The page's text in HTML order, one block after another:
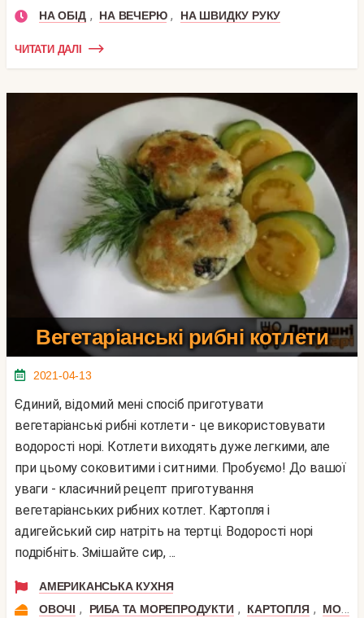
НА ОБІД , НА ВЕЧЕРЮ , НА ШВИДКУ РУКУ
ЧИТАТИ ДАЛІ
Вегетаріанські рибні котлети
2021-04-13
Єдиний, відомий мені спосіб приготувати
вегетаріанські рибні котлети - це використовувати
водорості норі. Котлети виходять дуже легкими, але
при цьому соковитими і ситними. Пробуємо! До вашої
уваги - класичний рецепт приготування
вегетаріанських рибних котлет. Картопля і
адигейський сир натріть на тертці. Водорості норі
подрібніть. Змішайте сир, ...
АМЕРИКАНСЬКА КУХНЯ
ОВОЧІ , РИБА ТА МОРЕПРОДУКТИ , КАРТОПЛЯ ,
МОРЕПРОДУКТИ